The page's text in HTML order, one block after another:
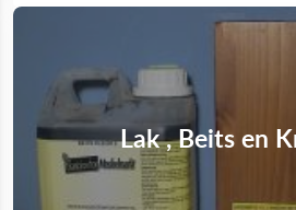
Lak , Beits en